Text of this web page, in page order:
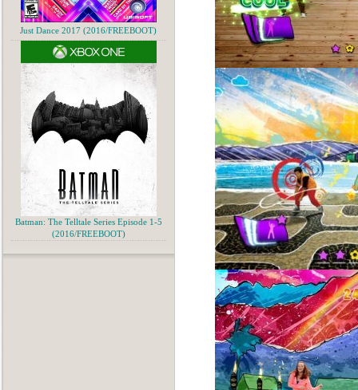
Just Dance 2017 (2016/FREEBOOT)
Batman: The Telltale Series Episode 1-5
(2016/FREEBOOT)